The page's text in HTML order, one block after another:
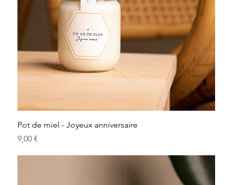
Pot de miel - Joyeux anniversaire
Prix
9,00 €